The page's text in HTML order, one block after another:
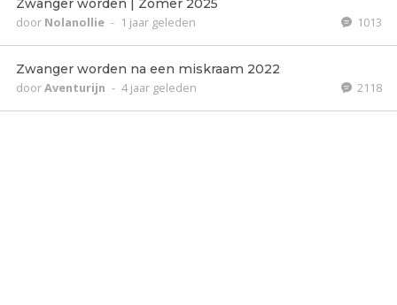
Zwanger worden | Zomer 2025
door Nolanollie - 1 jaar geleden 1013
Zwanger worden na een miskraam 2022
doorAventurijn - 4 jaar geleden 2118